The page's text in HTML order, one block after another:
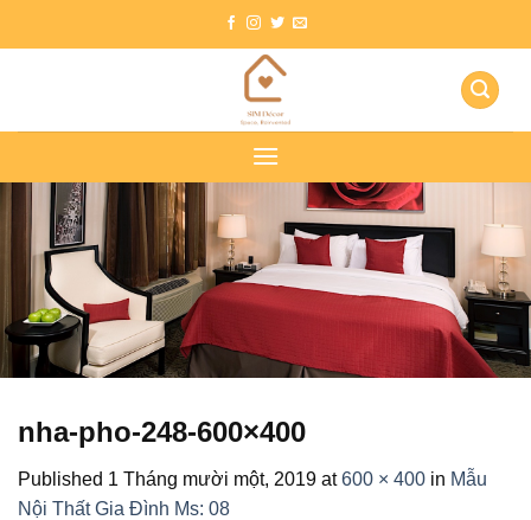
nha-pho-248-600×400
Published 1 Tháng mười một, 2019 at600 × 400 in Mẫu
Nội Thất Gia Đình Ms: 08